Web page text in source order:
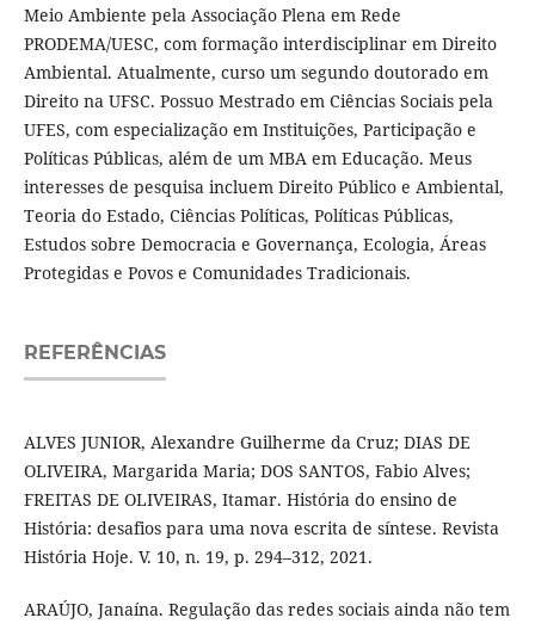
Meio Ambiente pela Associação Plena em Rede
PRODEMA/UESC, com formação interdisciplinar em Direito
Ambiental. Atualmente, curso um segundo doutorado em
Direito na UFSC. Possuo Mestrado em Ciências Sociais pela
UFES, com especialização em Instituições, Participação e
Políticas Públicas, além de um MBA em Educação. Meus
interesses de pesquisa incluem Direito Público e Ambiental,
Teoria do Estado, Ciências Políticas, Políticas Públicas,
Estudos sobre Democracia e Governança, Ecologia, Áreas
Protegidas e Povos e Comunidades Tradicionais.
REFERÊNCIAS
ALVES JUNIOR, Alexandre Guilherme da Cruz; DIAS DE
OLIVEIRA, Margarida Maria; DOS SANTOS, Fabio Alves;
FREITAS DE OLIVEIRAS, Itamar. História do ensino de
História: desafios para uma nova escrita de síntese. Revista
História Hoje. V. 10, n. 19, p. 294–312, 2021.
ARAÚJO, Janaína. Regulação das redes sociais ainda não tem